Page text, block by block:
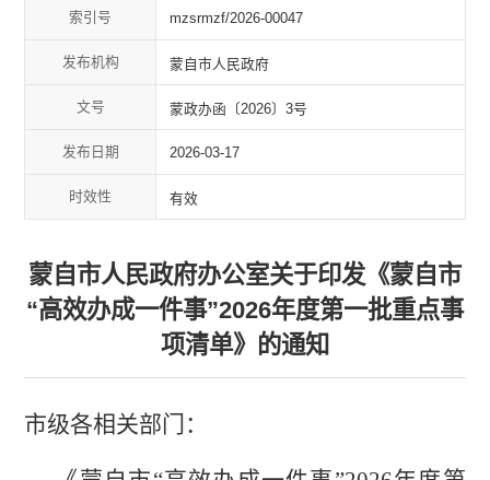
索引号 mzsrmzf/2026-00047
发布机构 蒙自市人民政府
文号 蒙政办函〔2026〕3号
发布日期 2026-03-17
时效性 有效
蒙自市人民政府办公室关于印发《蒙自市
“高效办成一件事”2026年度第一批重点事
项清单》的通知
市级各相关部门：